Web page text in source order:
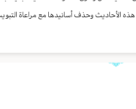
الأحاديث وحذف أسانيدها مع مراعاة